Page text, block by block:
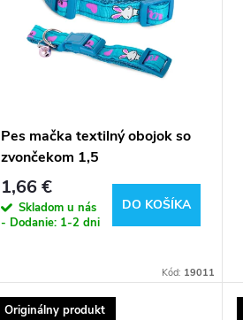
Pes mačka textilný obojok so
zvončekom 1,5
1,66 €
Skladom u nás
- Dodanie: 1-2 dni
DO KOŠÍKA
Kód: 19011
Originálny produkt